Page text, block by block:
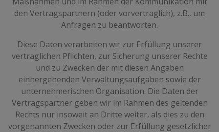
den Vertragspartnern (oder vorvertraglich), z.B., um
Anfragen zu beantworten.
Diese Daten verarbeiten wir zur Erfüllung unserer
vertraglichen Pflichten, zur Sicherung unserer Rechte
und zu Zwecken der mit diesen Angaben
einhergehenden Verwaltungsaufgaben sowie der
unternehmerischen Organisation. Die Daten der
Vertragspartner geben wir im Rahmen des geltenden
Rechts nur insoweit an Dritte weiter, als dies zu den
vorgenannten Zwecken oder zur Erfüllung gesetzlicher